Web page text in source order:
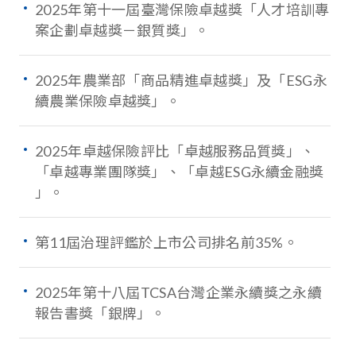
2025年第十一屆臺灣保險卓越獎「人才培訓專
案企劃卓越獎－銀質獎」。
2025年農業部「商品精進卓越獎」及「ESG永
續農業保險卓越獎」。
2025年卓越保險評比「卓越服務品質獎」、
「卓越專業團隊獎」、「卓越ESG永續金融獎
」。
第11屆治理評鑑於上市公司排名前35%。
2025年第十八屆TCSA台灣企業永續獎之永續
報告書獎「銀牌」。